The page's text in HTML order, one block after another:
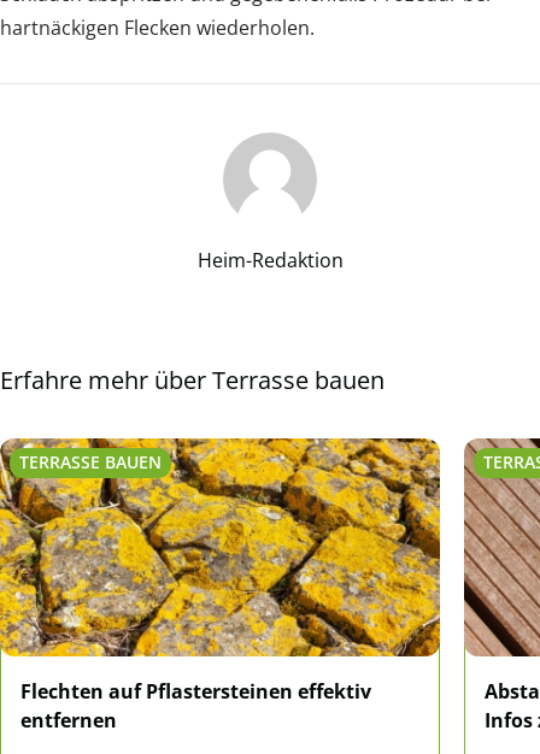
hartnäckigen Flecken wiederholen.
Heim-Redaktion
Erfahre mehr über Terrasse bauen
TERRASSE BAUEN
Flechten auf Pflastersteinen effektiv
entfernen
Infos